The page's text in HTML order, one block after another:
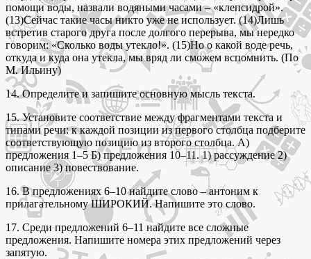
помощи воды, назвали водяными часами – «клепсидрой».
(13)Сейчас такие часы никто уже не использует. (14)Лишь
встретив старого друга после долгого перерыва, мы нередко
говорим: «Сколько воды утекло!». (15)Но о какой воде речь,
откуда и куда она утекла, мы вряд ли сможем вспомнить. (По
М. Ильину)
14. Определите и запишите основную мысль текста.
15. Установите соответствие между фрагментами текста и
типами речи: к каждой позиции из первого столбца подберите
соответствующую позицию из второго столбца. А)
предложения 1–5 Б) предложения 10–11. 1) рассуждение 2)
описание 3) повествование.
16. В предложениях 6–10 найдите слово – антоним к
прилагательному ШИРОКИЙ. Напишите это слово.
17. Среди предложений 6–11 найдите все сложные
предложения. Напишите номера этих предложений через
запятую.